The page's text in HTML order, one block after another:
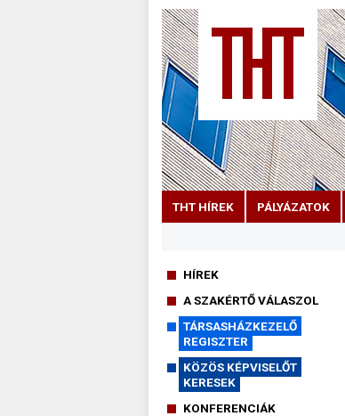
THT HÍREK PÁLYÁZATOK
HÍREK
A SZAKÉRTŐ VÁLASZOL
TÁRSASHÁZKEZELŐ
REGISZTER
KÖZÖS KÉPVISELŐT
KERESEK
KONFERENCIÁK